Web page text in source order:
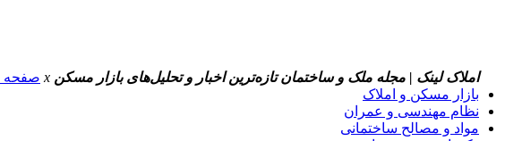
املاک لینک | مجله ملک و ساختمان تازه‌ترین اخبار و تحلیل‌های بازار مسکن x صفحه
بازار مسکن و املاک
نظام مهندسی و عمران
مواد و مصالح ساختمانی